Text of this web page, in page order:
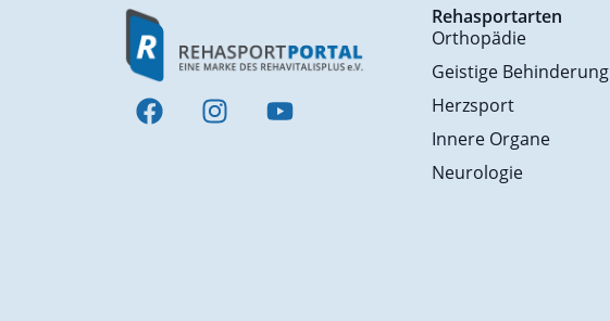
Rehasportarten
Orthopädie
Geistige Behinderung
Herzsport
Innere Organe
Neurologie